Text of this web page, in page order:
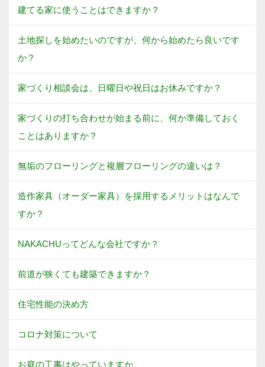
建てる家に使うことはできますか？
土地探しを始めたいのですが、何から始めたら良いです
か？
家づくり相談会は、日曜日や祝日はお休みですか？
家づくりの打ち合わせが始まる前に、何か準備しておく
ことはありますか？
無垢のフローリングと複層フローリングの違いは？
造作家具（オーダー家具）を採用するメリットはなんで
すか？
NAKACHUってどんな会社ですか？
前道が狭くても建築できますか？
住宅性能の決め方
コロナ対策について
お庭の工事はやっていますか